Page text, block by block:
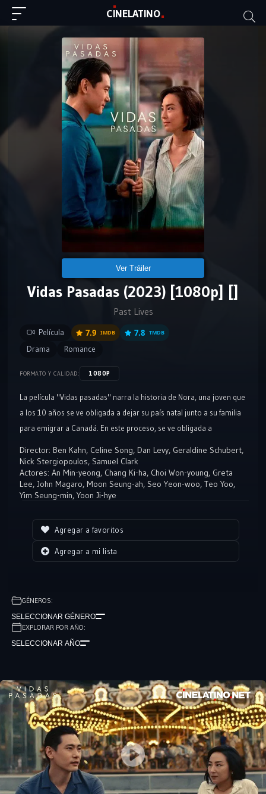
CINELATINO
Ver Tráiler
Vidas Pasadas (2023) [1080p] []
Past Lives
Película 7.9 IMDB 7.8 TMDB
Drama Romance
FORMATO Y CALIDAD: 1080P
La película "Vidas pasadas" narra la historia de Nora, una joven que
a los 10 años se ve obligada a dejar su país natal junto a su familia
para emigrar a Canadá. En este proceso, se ve obligada a
Director: Ben Kahn, Celine Song, Dan Levy, Geraldine Schubert,
Nick Stergiopoulos, Samuel Clark
Actores: An Min-yeong, Chang Ki-ha, Choi Won-young, Greta
Lee, John Magaro, Moon Seung-ah, Seo Yeon-woo, Teo Yoo,
Yim Seung-min, Yoon Ji-hye
Agregar a favoritos
Agregar a mi lista
GÉNEROS:
SELECCIONAR GÉNERO
EXPLORAR POR AÑO:
SELECCIONAR AÑO